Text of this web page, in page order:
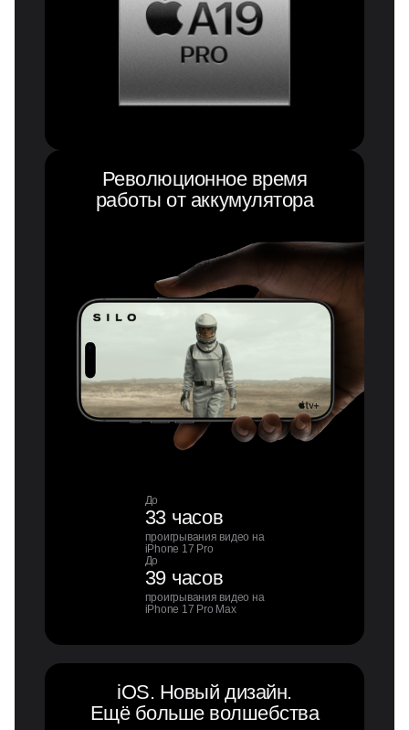
Революционное время
работы от аккумулятора
До
33 часов
проигрывания видео на
iPhone 17 Pro
До
39 часов
проигрывания видео на
iPhone 17 Pro Max
iOS. Новый дизайн.
Ещё больше волшебства